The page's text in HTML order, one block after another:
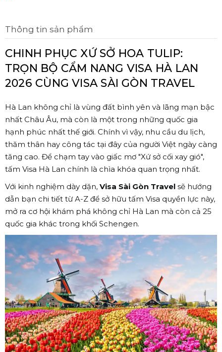
Thông tin sản phẩm
CHINH PHỤC XỨ SỞ HOA TULIP:
TRỌN BỘ CẨM NANG VISA HÀ LAN
2026 CÙNG VISA SÀI GÒN TRAVEL
Hà Lan không chỉ là vùng đất bình yên và lãng mạn bậc
nhất Châu Âu, mà còn là một trong những quốc gia
hạnh phúc nhất thế giới. Chính vì vậy, nhu cầu du lịch,
thăm thân hay công tác tại đây của người Việt ngày càng
tăng cao. Để chạm tay vào giấc mơ "Xứ sở cối xay gió",
tấm Visa Hà Lan chính là chìa khóa quan trọng nhất.
Với kinh nghiệm dày dặn, Visa Sài Gòn Travel sẽ hướng
dẫn bạn chi tiết từ A-Z để sở hữu tấm Visa quyền lực này,
mở ra cơ hội khám phá không chỉ Hà Lan mà còn cả 25
quốc gia khác trong khối Schengen.